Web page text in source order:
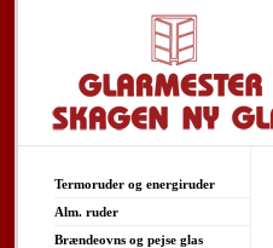
Termoruder og energiruder
Alm. ruder
Brændeovns og pejse glas